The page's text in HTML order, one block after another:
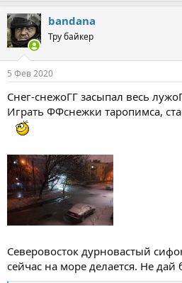
a
c
t
i
o
n
s
bandana
Тру байкер
5 Фев 2020
Снег-снежоГГ засыпал весь
Играть ФФснежки таропимса,
Северовосток дурновастый
сейчас на море делается. Не дай